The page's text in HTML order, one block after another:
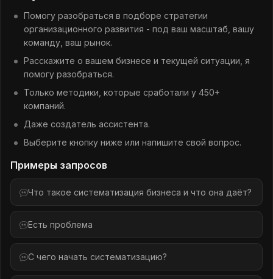
Помогу разобраться в подборе стратегии
организационного развития - под ваш масштаб, вашу
команду, ваш рынок.
Расскажите о вашем бизнесе и текущей ситуации, я
помогу разобраться.
Только методики, которые сработали у 450+
компаний.
Даже создатель ассистента.
Выберите кнопку ниже или напишите свой вопрос.
Примеры запросов
Что такое систематизация бизнеса и что она даёт?
Есть проблема
С чего начать систематизацию?